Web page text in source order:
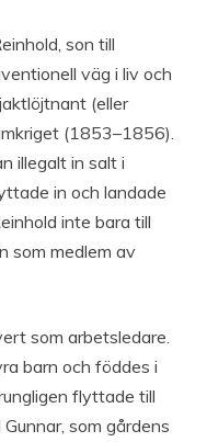
son till
väg i liv och
(eller
(1853–1856).
illegalt in salt i
in och landade
inte bara till
som medlem av
som arbetsledare.
barn och föddes i
flyttade till
som gårdens